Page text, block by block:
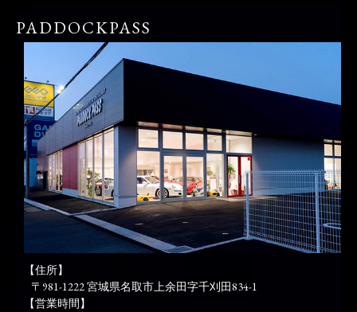
PADDOCKPASS
【住所】
〒981-1222 宮城県名取市上余田字千刈田834-1
【営業時間】